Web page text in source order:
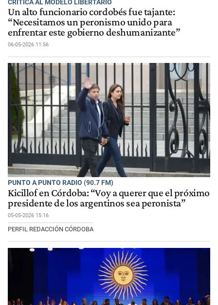
CRÍTICA AL MODELO LIBERTARIO
Un alto funcionario cordobés fue tajante:
“Necesitamos un peronismo unido para
enfrentar este gobierno deshumanizante”
06-05-2026 11:56
PUNTO A PUNTO RADIO (90.7 FM)
Kicillof en Córdoba: “Voy a querer que el próximo
presidente de los argentinos sea peronista”
05-05-2026 15:16
PERFIL REDACCIÓN CÓRDOBA